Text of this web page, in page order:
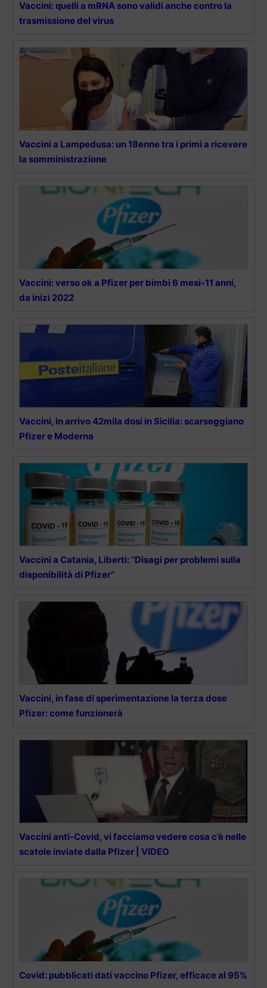
Vaccini: quelli a mRNA sono validi anche contro la
trasmissione del virus
Vaccini a Lampedusa: un 18enne tra i primi a ricevere
la somministrazione
Vaccini: verso ok a Pfizer per bimbi 6 mesi-11 anni,
da inizi 2022
Vaccini, in arrivo 42mila dosi in Sicilia: scarseggiano
Pfizer e Moderna
Vaccini a Catania, Liberti: “Disagi per problemi sulla
disponibilità di Pfizer”
Vaccini, in fase di sperimentazione la terza dose
Pfizer: come funzionerà
Vaccini anti-Covid, vi facciamo vedere cosa c’è nelle
scatole inviate dalla Pfizer | VIDEO
Covid: pubblicati dati vaccino Pfizer, efficace al 95%